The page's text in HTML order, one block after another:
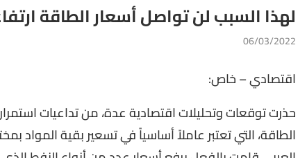
لهذا السبب لن تواصل أسعار الطاقة
06/03/2022
اقتصادي – خاص:
حذرت توقعات وتحليلات اقتصادية عدة، من تداعيات
الطاقة، التي تعتبر عاملاً أساسياً في تسعير بقية المواد